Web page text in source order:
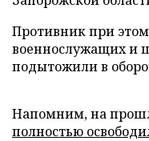
Противник при этом
военнослужащих и
подытожили в
Напомним, на
полностью